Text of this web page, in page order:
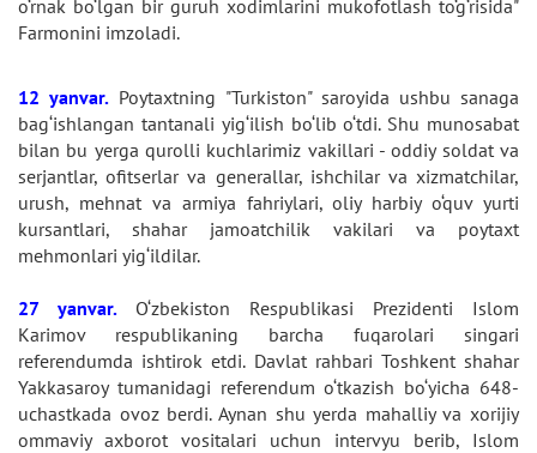
o‘rnak bo‘lgan bir guruh xodimlarini mukofotlash to‘g‘risida"
Farmonini imzoladi.
12 yanvar. Poytaxtning "Turkiston" saroyida ushbu sanaga
bag‘ishlangan tantanali yig‘ilish bo‘lib o‘tdi. Shu munosabat
bilan bu yerga qurolli kuchlarimiz vakillari - oddiy soldat va
serjantlar, ofitserlar va generallar, ishchilar va xizmatchilar,
urush, mehnat va armiya fahriylari, oliy harbiy o‘quv yurti
kursantlari, shahar jamoatchilik vakilari va poytaxt
mehmonlari yig‘ildilar.
27 yanvar. O‘zbekiston Respublikasi Prezidenti Islom
Karimov respublikaning barcha fuqarolari singari
referendumda ishtirok etdi. Davlat rahbari Toshkent shahar
Yakkasaroy tumanidagi referendum o‘tkazish bo‘yicha 648-
uchastkada ovoz berdi. Aynan shu yerda mahalliy va xorijiy
ommaviy axborot vositalari uchun intervyu berib, Islom